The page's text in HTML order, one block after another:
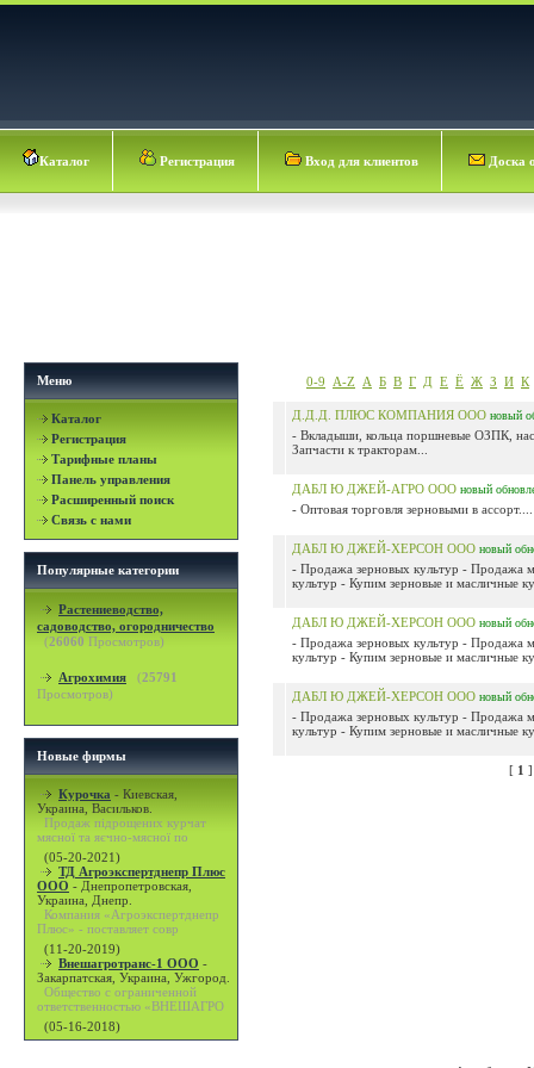
Каталог Регистрация Вход для клиентов Доска
Меню
Каталог
Регистрация
Тарифные планы
Панель управления
Расширенный поиск
Связь с нами
Популярные категории
Растениеводство,
садоводство, огородничество
(26060 Просмотров)
Агрохимия (25791
Просмотров)
Новые фирмы
Курочка - Киевская,
Украина, Васильков.
Продаж підрощених курчат
мясної та яєчно-мясної по
(05-20-2021)
ТД Агроэкспертднепр Плюс
ООО - Днепропетровская,
Украина, Днепр.
Компания «Агроэкспертднепр
Плюс» - поставляет совр
(11-20-2019)
Внешагротранс-1 ООО -
Закарпатская, Украина, Ужгород.
Общество с ограниченной
ответственностью «ВНЕШАГРО
(05-16-2018)
0-9 A-Z А Б В Г Д Е Ё Ж З И К
Д.Д.Д. ПЛЮС КОМПАНИЯ ООО новый
- Вкладыши, кольца поршневые ОЗПК,
Запчасти к тракторам...
ДАБЛ Ю ДЖЕЙ-АГРО ООО новый
- Оптовая торговля зерновыми в ассорт....
ДАБЛ Ю ДЖЕЙ-ХЕРСОН ООО новый
- Продажа зерновых культур - Продажа
культур - Купим зерновые и масличные
ДАБЛ Ю ДЖЕЙ-ХЕРСОН ООО новый
- Продажа зерновых культур - Продажа
культур - Купим зерновые и масличные
ДАБЛ Ю ДЖЕЙ-ХЕРСОН ООО новый
- Продажа зерновых культур - Продажа
культур - Купим зерновые и масличные
[ 1